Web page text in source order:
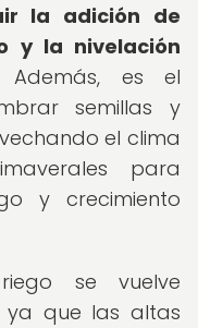
la adición de
y la nivelación
Además, es el
semillas y
el clima
para
y crecimiento
se vuelve
ya que las altas